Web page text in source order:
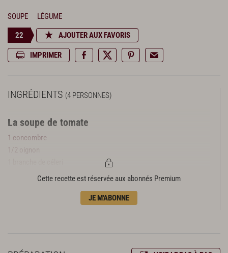
SOUPE LÉGUME
22 AJOUTER AUX FAVORIS
IMPRIMER
INGRÉDIENTS (4 PERSONNES)
La soupe de tomate
1 concombre
1/2 oignon
3 gousses d’ail
200 g de tomates cœur de bœuf
1 pointe de piment d’Espelette
Cette recette est réservée aux abonnés Premium
JE M'ABONNE